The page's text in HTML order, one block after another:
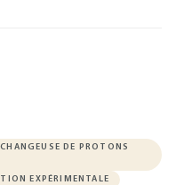
DE PROTONS
EXPÉRIMENTALE